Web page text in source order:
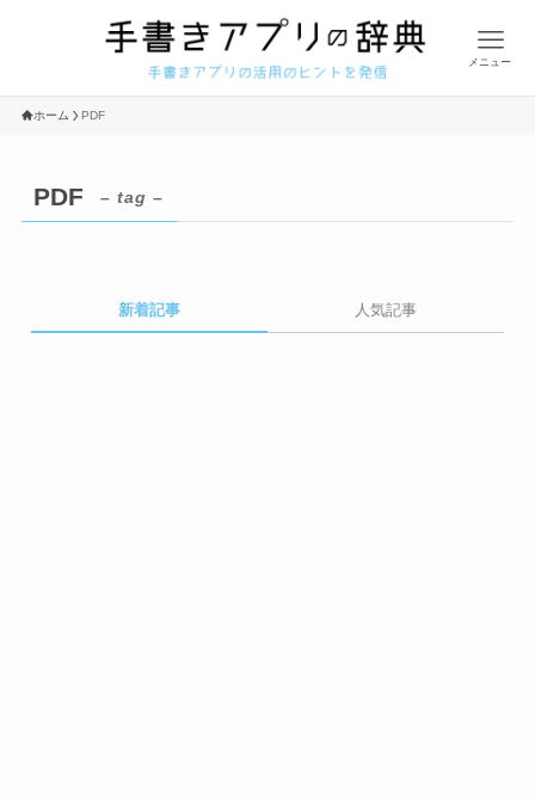
メニュー
ホーム PDF
PDF – tag –
新着記事 人気記事